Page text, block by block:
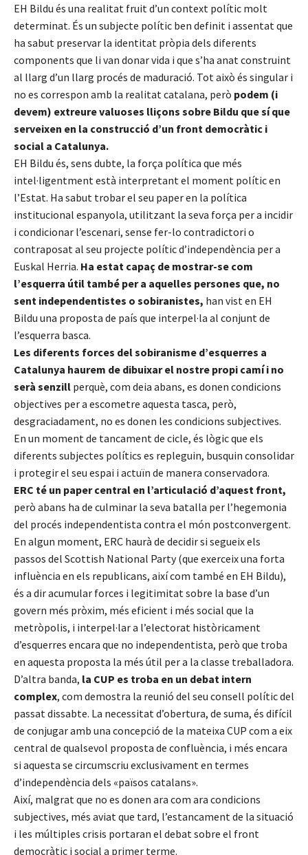
EH Bildu és una realitat fruit d’un context polític molt
determinat. És un subjecte polític ben definit i assentat que
ha sabut preservar la identitat pròpia dels diferents
components que li van donar vida i que s’ha anat construint
al llarg d’un llarg procés de maduració. Tot això és singular i
no es correspon amb la realitat catalana, però podem (i
devem) extreure valuoses lliçons sobre Bildu que sí que
serveixen en la construcció d’un front democràtic i
social a Catalunya.
EH Bildu és, sens dubte, la força política que més
intel·ligentment està interpretant el moment polític en
l’Estat. Ha sabut trobar el seu paper en la política
institucional espanyola, utilitzant la seva força per a incidir
i condicionar l’escenari, sense fer-lo contradictori o
contraposat al seu projecte polític d’independència per a
Euskal Herria. Ha estat capaç de mostrar-se com
l’esquerra útil també per a aquelles persones que, no
sent independentistes o sobiranistes, han vist en EH
Bildu una proposta de país que interpel·la al conjunt de
l’esquerra basca.
Les diferents forces del sobiranisme d’esquerres a
Catalunya haurem de dibuixar el nostre propi camí i no
serà senzill perquè, com deia abans, es donen condicions
objectives per a escometre aquesta tasca, però,
desgraciadament, no es donen les condicions subjectives.
En un moment de tancament de cicle, és lògic que els
diferents subjectes polítics es repleguin, busquin consolidar
i protegir el seu espai i actuïn de manera conservadora.
ERC té un paper central en l’articulació d’aquest front,
però abans ha de culminar la seva batalla per l’hegemonia
del procés independentista contra el món postconvergent.
En algun moment, ERC haurà de decidir si segueix els
passos del Scottish National Party (que exerceix una forta
influència en els republicans, així com també en EH Bildu),
és a dir acumular forces i legitimitat sobre la base d’un
govern més pròxim, més eficient i més social que la
metròpolis, i interpel·lar a l’electorat històricament
d’esquerres encara que no independentista, però que troba
en aquesta proposta la més útil per a la classe treballadora.
D’altra banda, la CUP es troba en un debat intern
complex, com demostra la reunió del seu consell polític del
passat dissabte. La necessitat d’obertura, de suma, és difícil
de conjugar amb una concepció de la mateixa CUP com a eix
central de qualsevol proposta de confluència, i més encara
si aquesta se circumscriu exclusivament en termes
d’independència dels «països catalans».
Així, malgrat que no es donen ara com ara condicions
subjectives, més aviat que tard, l’estancament de la situació
i les múltiples crisis portaran el debat sobre el front
democràtic i social a primer terme.